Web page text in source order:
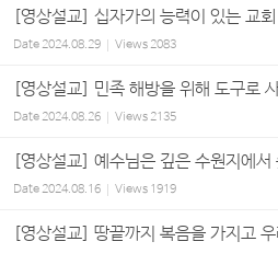
[영상설교] 십자가의 능력이 있는 교회
Date2024.08.29 Views2083
[영상설교] 민족 해방을 위해 도구로
Date2024.08.26 Views2135
[영상설교] 예수님은 깊은 수원지에서
Date2024.08.16 Views 1919
[영상설교] 땅끝까지 복음을 가지고